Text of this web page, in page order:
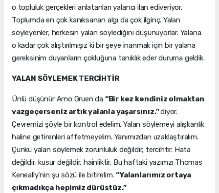
o topluluk gerçekleri anlatanları yalancı ilan ediveriyor.
Toplumda en çok kanıksanan algı da çok ilginç. Yalan
söyleyenler, herkesin yalan söylediğini düşünüyorlar. Yalana
o kadar çok alıştırılmışız ki bir şeye inanmak için bir yalana
gereksinim duyanların çokluğuna tanıklık eder duruma geldik.
YALAN SÖYLEMEK TERCİHTİR
Ünlü düşünür Arno Gruen da “Bir kez kendiniz olmaktan
vazgeçerseniz artık yalanla yaşarsınız.”diyor.
Çevremizi şöyle bir kontrol edelim. Yalan söylemeyi alışkanlık
haline getirenleri affetmeyelim. Yanımızdan uzaklaştıralım.
Çünkü yalan söylemek zorunluluk değildir, tercihtir. Hata
değildir, kusur değildir, hainliktir. Bu haftaki yazımzı Thomas
Keneally’nin şu sözü ile bitirelim.“Yalanlarımız ortaya
çıkmadıkça hepimiz dürüstüz.”